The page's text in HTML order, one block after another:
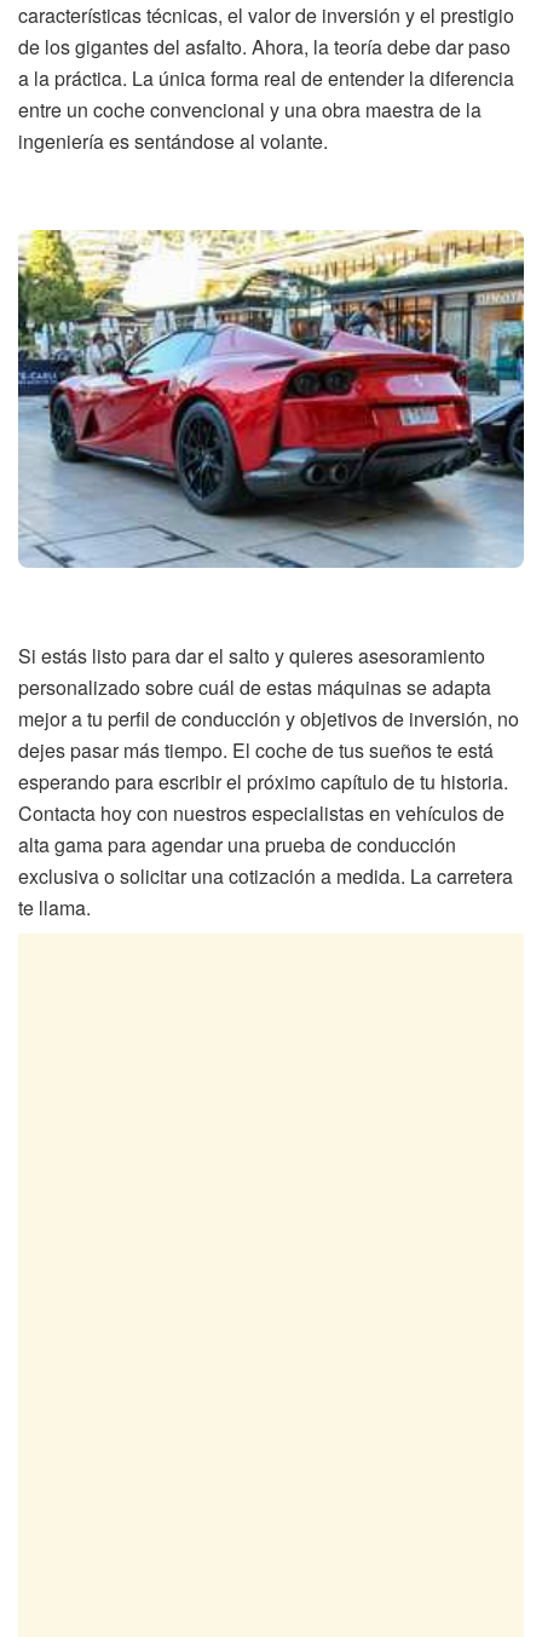
características técnicas, el valor de inversión y el prestigio
de los gigantes del asfalto. Ahora, la teoría debe dar paso
a la práctica. La única forma real de entender la diferencia
entre un coche convencional y una obra maestra de la
ingeniería es sentándose al volante.
Si estás listo para dar el salto y quieres asesoramiento
personalizado sobre cuál de estas máquinas se adapta
mejor a tu perfil de conducción y objetivos de inversión, no
dejes pasar más tiempo. El coche de tus sueños te está
esperando para escribir el próximo capítulo de tu historia.
Contacta hoy con nuestros especialistas en vehículos de
alta gama para agendar una prueba de conducción
exclusiva o solicitar una cotización a medida. La carretera
te llama.